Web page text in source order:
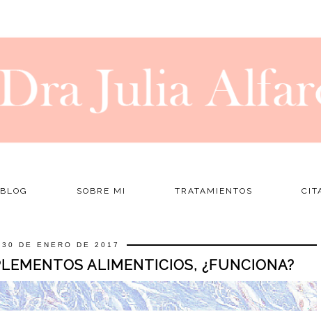
BLOG SOBRE MI TRATAMIENTOS
30 DE ENERO DE 2017
ALIMENTICIOS, ¿FUNCIONA?